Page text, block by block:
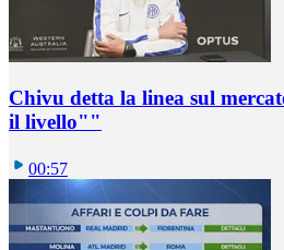
Chivu detta la linea sul
il livello""
00:57